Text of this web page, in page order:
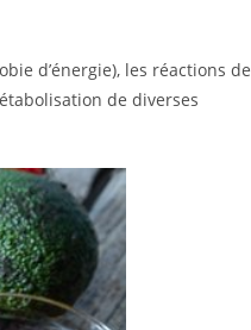
d’énergie), les réactions de
de diverses